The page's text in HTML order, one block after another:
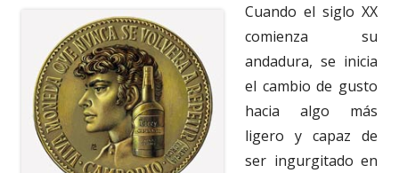
Cuando el siglo XX
comienza su
andadura, se inicia
el cambio de gusto
hacia algo más
ligero y capaz de
ser ingurgitado en